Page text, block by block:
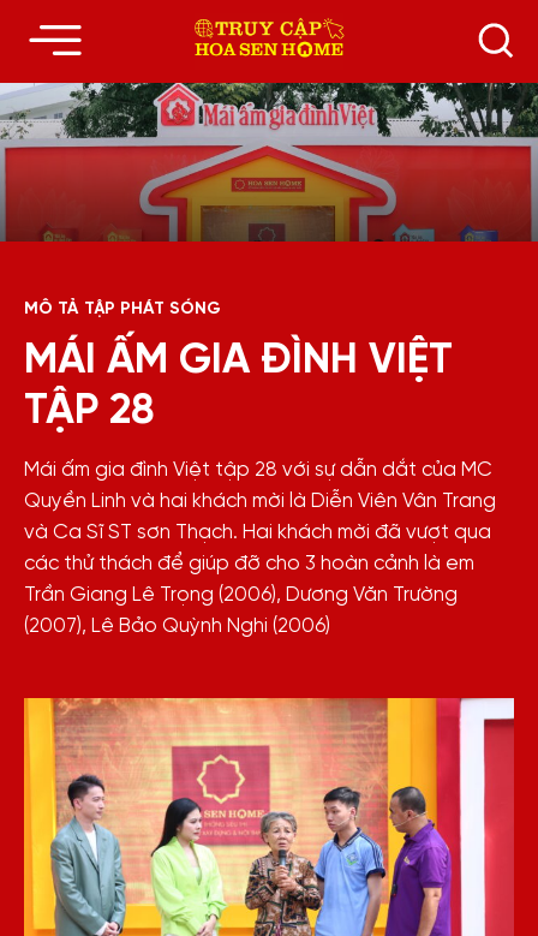
MÔ TẢ TẬP PHÁT SÓNG
MÁI ẤM GIA ĐÌNH VIỆT
TẬP 28
Mái ấm gia đình Việt tập 28 với sự dẫn dắt của MC
Quyền Linh và hai khách mời là Diễn Viên Vân Trang
và Ca Sĩ ST sơn Thạch. Hai khách mời đã vượt qua
các thử thách để giúp đỡ cho 3 hoàn cảnh là em
Trần Giang Lê Trọng (2006), Dương Văn Trường
(2007), Lê Bảo Quỳnh Nghi (2006)